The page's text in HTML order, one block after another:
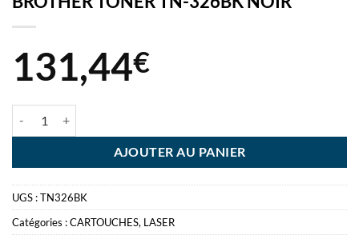
131,44€
AJOUTER AU PANIER
UGS :TN326BK
Catégories :CARTOUCHES, LASER